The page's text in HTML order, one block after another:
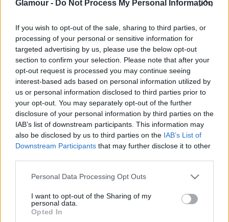
Glamour - Do Not Process My Personal Information
If you wish to opt-out of the sale, sharing to third parties, or
processing of your personal or sensitive information for
targeted advertising by us, please use the below opt-out
section to confirm your selection. Please note that after your
opt-out request is processed you may continue seeing
interest-based ads based on personal information utilized by
us or personal information disclosed to third parties prior to
your opt-out. You may separately opt-out of the further
disclosure of your personal information by third parties on the
IAB’s list of downstream participants. This information may
also be disclosed by us to third parties on the IAB’s List of
Downstream Participants that may further disclose it to other
Please note that this website/app uses one or more Google
not limited to your visit or usage behaviour. You may click to
grant or deny consent to Google and its third-party tags to
use your data for below specified purposes in below Google
Personal Data Processing Opt Outs
I want to opt-out of the Sharing of my
personal data.
Opted In
ÉLETMÓD
Elképesztő, mit tehet a testeddel, ha
túl gyorsan eszel